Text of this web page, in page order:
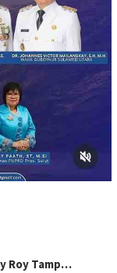
Roy Tamp…